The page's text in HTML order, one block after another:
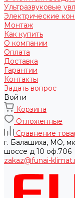
Ультразвуковые
Электрические
Монтаж
Как купить
О компании
Оплата
Доставка
Гарантии
Контакты
Задать вопрос
Войти
Корзина
Отложенные
Сравнение
г. Балашиха, МО,
шоссе д 10 оф.706
zakaz@funai-